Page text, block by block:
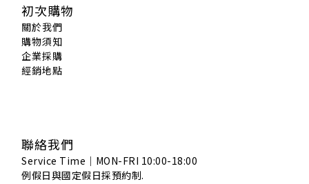
初次購物
關於我們
購物須知
企業採購
經銷地點
聯絡我們
Service Time｜MON-FRI 10:00-18:00
例假日與國定假日採預約制.